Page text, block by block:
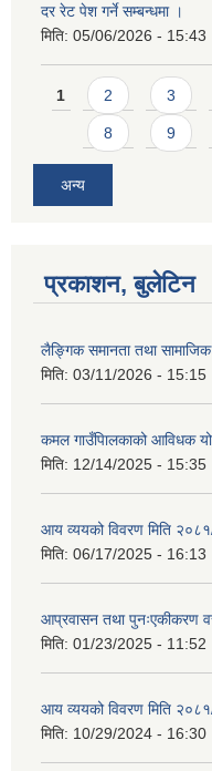
दर रेट पेश गर्ने सम्बन्धमा ।
मिति: 05/06/2026 - 15:43
Pages
1 2 3
8 9
अन्य
प्रकाशन, बुलेटिन
लैङ्गिक समानता तथा
मिति: 03/11/2026 - 15:15
कमल गाउँपािलकाको आविधक
मिति: 12/14/2025 - 15:35
आय व्ययको विवरण मिति
मिति: 06/17/2025 - 16:13
आप्रवासन तथा पुनःएकीकरण
मिति: 01/23/2025 - 11:52
आय व्ययको विवरण मिति
मिति: 10/29/2024 - 16:30